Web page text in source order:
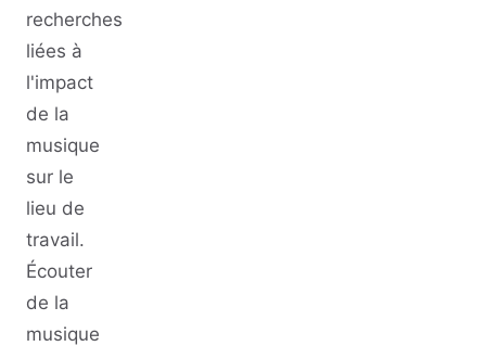
recherches
liées à
l'impact
de la
musique
sur le
lieu de
travail.
Écouter
de la
musique